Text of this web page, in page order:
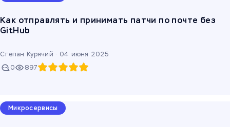
Как отправлять и принимать патчи по почте без
GitHub
Степан Курячий · 04 июня 2025
0
897
Микросервисы